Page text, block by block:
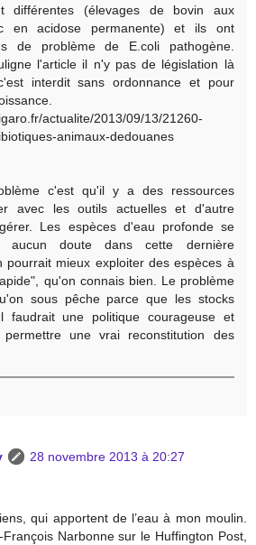
différentes (élevages de bovin aux
en acidose permanente) et ils ont
de problème de E.coli pathogène.
l'article il n'y pas de législation là
interdit sans ordonnance et pour
actualite/2013/09/13/21260-
animaux-dedouanes
c'est qu'il y a des ressources
avec les outils actuelles et d'autre
Les espèces d'eau profonde se
aucun doute dans cette dernière
pourrait mieux exploiter des espèces à
qu'on connais bien. Le problème
sous pêche parce que les stocks
faudrait une politique courageuse et
une vrai reconstitution des
28 novembre 2013 à 20:27
qui apportent de l’eau à mon moulin.
François Narbonne sur le Huffington Post,